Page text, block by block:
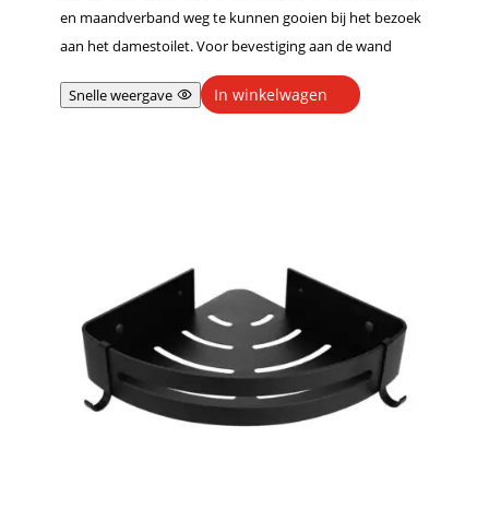
en maandverband weg te kunnen gooien bij het bezoek
aan het damestoilet. Voor bevestiging aan de wand
Snelle weergave In winkelwagen